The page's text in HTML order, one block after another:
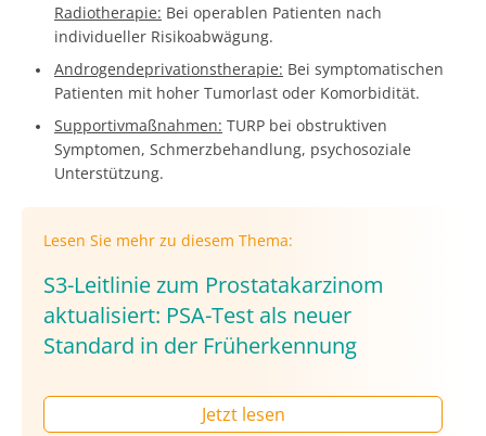
Radiotherapie: Bei operablen Patienten nach
individueller Risikoabwägung.
Androgendeprivationstherapie: Bei symptomatischen
Patienten mit hoher Tumorlast oder Komorbidität.
Supportivmaßnahmen: TURP bei obstruktiven
Symptomen, Schmerzbehandlung, psychosoziale
Unterstützung.
Lesen Sie mehr zu diesem Thema:
S3-Leitlinie zum Prostatakarzinom
aktualisiert: PSA-Test als neuer
Standard in der Früherkennung
Jetzt lesen